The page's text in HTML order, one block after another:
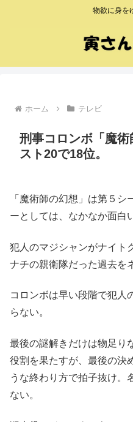
物欲に身を
ホーム テレビ
刑事コロンボ「魔
スト20で18位。
「魔術師の幻想」は第５シ
ーとしては、なかなか面白
犯人のマジシャンがナイト
ナチの親衛隊だった過去を
コロンボは早い段階で犯人
らない。
最後の謎解きだけは物足り
役割を果たすが、最後の決
うな終わり方で拍子抜け。
ない。